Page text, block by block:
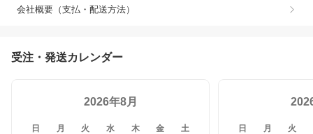
会社概要（支払・配送方法）
受注・発送カレンダー
2026年8月
日 月 火 水 木 金 土 日 月 火